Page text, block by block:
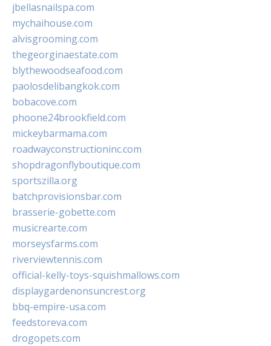
jbellasnailspa.com
mychaihouse.com
alvisgrooming.com
thegeorginaestate.com
blythewoodseafood.com
paolosdelibangkok.com
bobacove.com
phoone24brookfield.com
mickeybarmama.com
roadwayconstructioninc.com
shopdragonflyboutique.com
sportszilla.org
batchprovisionsbar.com
brasserie-gobette.com
musicrearte.com
morseysfarms.com
riverviewtennis.com
official-kelly-toys-squishmallows.com
displaygardenonsuncrest.org
bbq-empire-usa.com
feedstoreva.com
drogopets.com